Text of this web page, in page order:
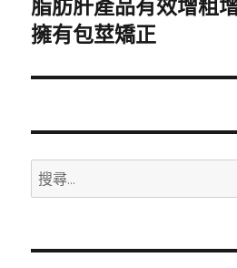
下
一
文
脂肪肝產品有效增粗
擁有包莖矯正
搜
尋
鍵